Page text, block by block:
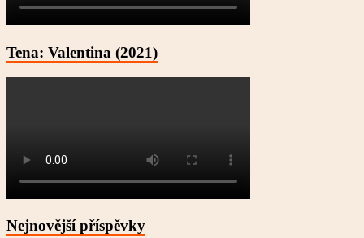
Tena: Valentina (2021)
Nejnovější příspěvky